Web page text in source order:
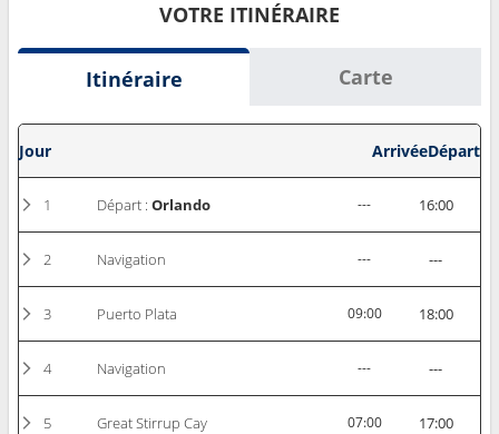
VOTRE ITINÉRAIRE
Itinéraire Carte
Jour ArrivéeDépart
1 Départ :Orlando --- 16:00
2 Navigation --- ---
3 Puerto Plata 09:00 18:00
4 Navigation --- ---
5 Great Stirrup Cay 07:00 17:00